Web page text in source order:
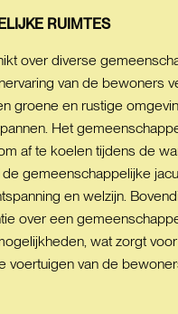
RUIMTES
over diverse
van de bewoners
groene en rustige
Het
af te koelen tijdens de
gemeenschappelijke
en welzijn.
over een
wat zorgt
voertuigen van de